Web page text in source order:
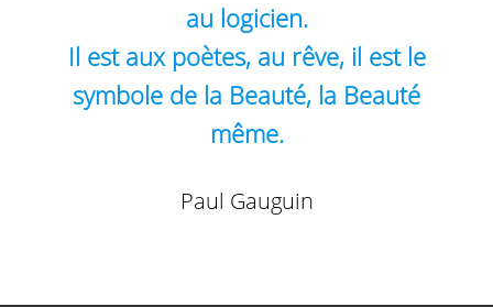
au logicien.
Il est aux poètes, au rêve, il est le
symbole de la Beauté, la Beauté
même.
Paul Gauguin